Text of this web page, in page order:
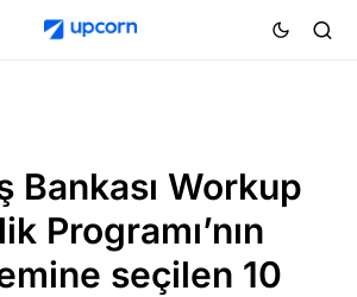
Bankası Workup
Programı’nın
seçilen 10